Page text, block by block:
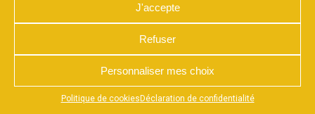
J'accepte
Refuser
Personnaliser mes choix
Politique de cookies Déclaration de confidentialité
Appuyez sur le bouton partager en bas de votre